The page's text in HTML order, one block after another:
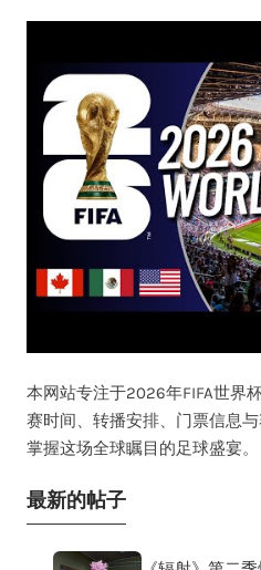
本网站专注于2026年FIFA世界
赛时间、转播安排、门票信息
掌握这场全球瞩目的足球盛宴。
最新的帖子